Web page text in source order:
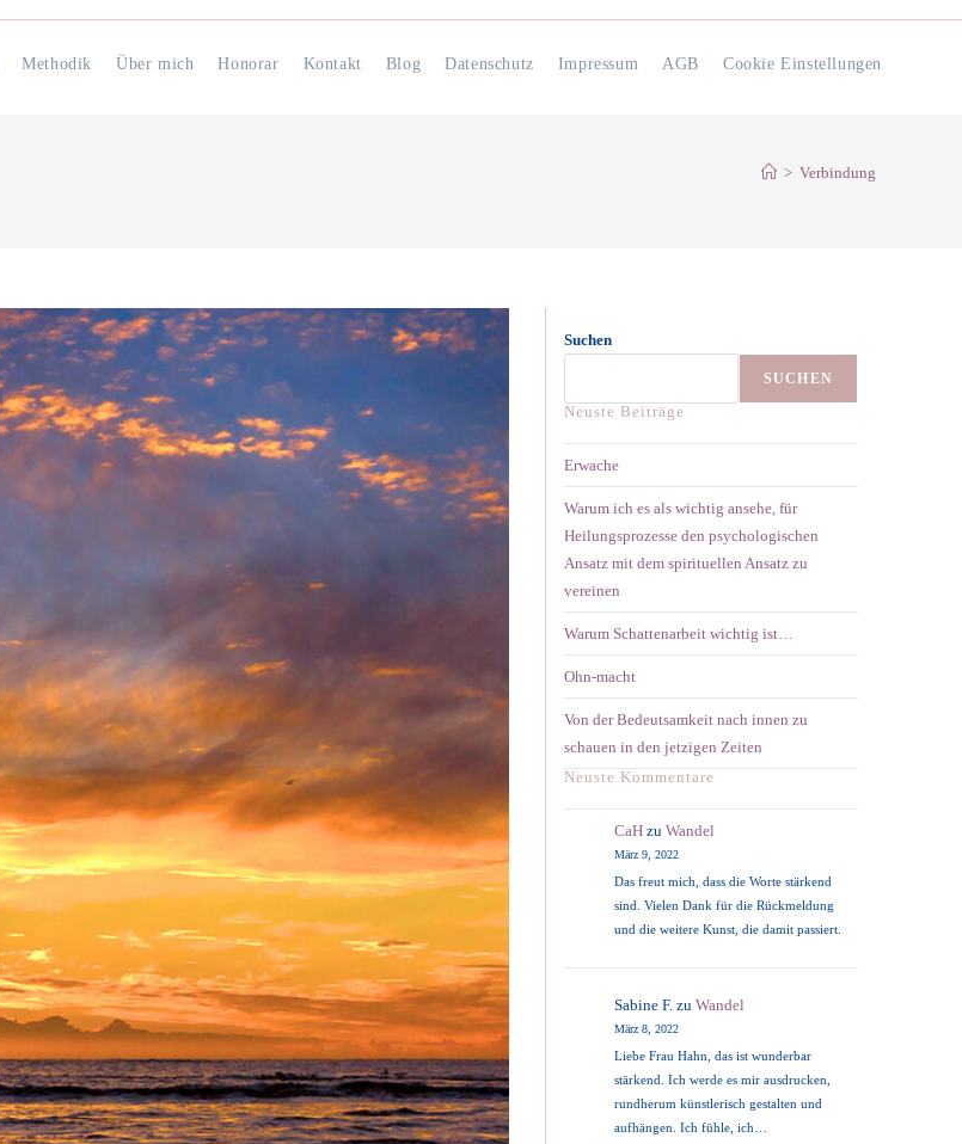
Methodik Über mich Honorar Kontakt Blog Datenschutz Impressum AGB Cookie Einstellungen
> Verbindung
Suchen
SUCHEN
Neuste Beiträge
Erwache
Warum ich es als wichtig ansehe, für
Heilungsprozesse den psychologischen
Ansatz mit dem spirituellen Ansatz zu
vereinen
Warum Schattenarbeit wichtig ist…
Ohn-macht
Von der Bedeutsamkeit nach innen zu
schauen in den jetzigen Zeiten
Neuste Kommentare
CaH zuWandel
März 9, 2022
Das freut mich, dass die Worte stärkend
sind. Vielen Dank für die Rückmeldung
und die weitere Kunst, die damit passiert.
Sabine F. zuWandel
März 8, 2022
Liebe Frau Hahn, das ist wunderbar
stärkend. Ich werde es mir ausdrucken,
rundherum künstlerisch gestalten und
aufhängen. Ich fühle, ich…